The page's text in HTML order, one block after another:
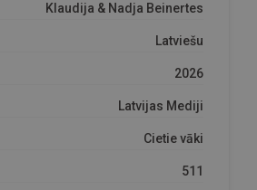
Klaudija & Nadja Beinertes
Latviešu
2026
Latvijas Mediji
Cietie vāki
511